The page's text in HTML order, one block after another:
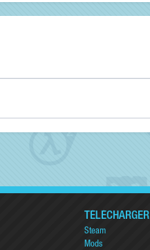
TÉLÉCHARGER
Steam
Mods